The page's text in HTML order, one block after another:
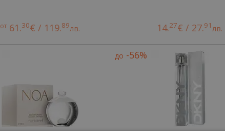
от 61.30€ / 119.89лв. 14.27€ / 27.91лв.
до -56%